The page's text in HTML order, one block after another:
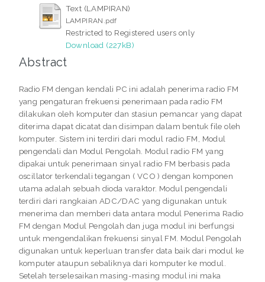
Text (LAMPIRAN)
LAMPIRAN.pdf
Restricted to Registered users only
Download (227kB)
Abstract
Radio FM dengan kendali PC ini adalah penerima radio FM
yang pengaturan frekuensi penerimaan pada radio FM
dilakukan oleh komputer dan stasiun pemancar yang dapat
diterima dapat dicatat dan disimpan dalam bentuk file oleh
komputer. Sistem ini terdiri dari modul radio FM, Modul
pengendali dan Modul Pengolah. Modul radio FM yang
dipakai untuk penerimaan sinyal radio FM berbasis pada
oscillator terkendali tegangan ( VCO ) dengan komponen
utama adalah sebuah dioda varaktor. Modul pengendali
terdiri dari rangkaian ADC/DAC yang digunakan untuk
menerima dan memberi data antara modul Penerima Radio
FM dengan Modul Pengolah dan juga modul ini berfungsi
untuk mengendalikan frekuensi sinyal FM. Modul Pengolah
digunakan untuk keperluan transfer data baik dari modul ke
komputer ataupun sebaliknya dari komputer ke modul.
Setelah terselesaikan masing-masing modul ini maka